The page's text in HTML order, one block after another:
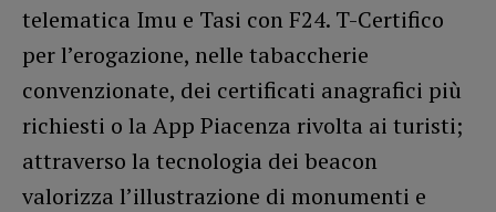
telematica Imu e Tasi con F24. T-Certifico
per l’erogazione, nelle tabaccherie
convenzionate, dei certificati anagrafici più
richiesti o la App Piacenza rivolta ai turisti;
attraverso la tecnologia dei beacon
valorizza l’illustrazione di monumenti e